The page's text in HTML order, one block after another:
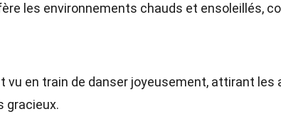
les environnements chauds et ensoleillés,
vu en train de danser joyeusement, attirant les
gracieux.